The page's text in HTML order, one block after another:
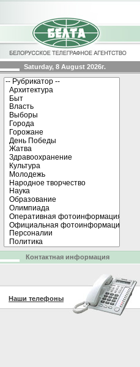
Saturday, 8 August 2026г.
Контактная информация
Наши телефоны